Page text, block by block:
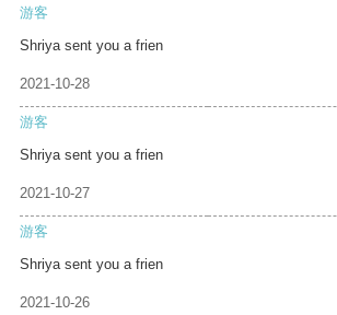
游客
Shriya sent you a frien
2021-10-28
游客
Shriya sent you a frien
2021-10-27
游客
Shriya sent you a frien
2021-10-26